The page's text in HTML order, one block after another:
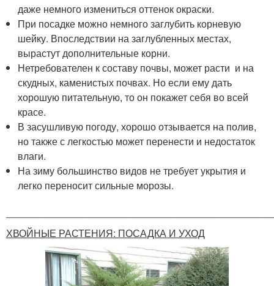
даже немного измениться оттенок окраски.
При посадке можно немного заглубить корневую
шейку. Впоследствии на заглубленных местах,
вырастут дополнительные корни.
Нетребователен к составу почвы, может расти и на
скудных, каменистых почвах. Но если ему дать
хорошую питательную, то он покажет себя во всей
красе.
В засушливую погоду, хорошо отзывается на полив,
но также с легкостью может перенести и недостаток
влаги.
На зиму большинство видов не требует укрытия и
легко переносит сильные морозы.
ХВОЙНЫЕ РАСТЕНИЯ: ПОСАДКА И УХОД